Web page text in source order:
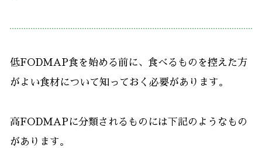
低FODMAP食を始める前に、食べるものを控えた方
がよい食材について知っておく必要があります。
高FODMAPに分類されるものには下記のようなもの
があります。